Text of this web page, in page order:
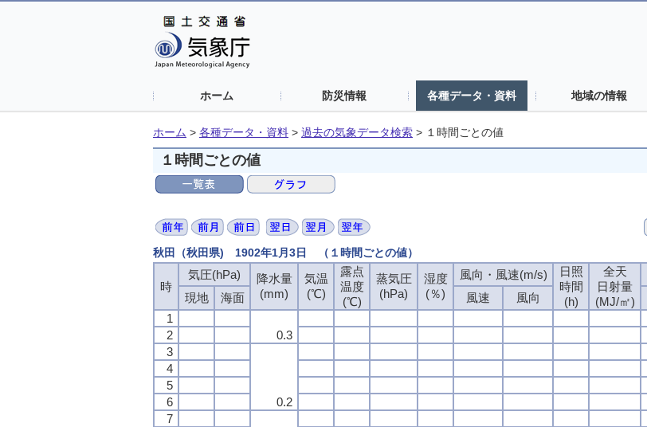
ホーム 防災情報 各種データ・資料 地域の情報
ホーム > 各種データ・資料 > 過去の気象データ検索 > １時間ごとの値
１時間ごとの値
秋田（秋田県) 1902年1月3日 （１時間ごとの値）
時
気圧(hPa)
降水量
(mm)
気温
(℃)
露点
温度
(℃)
蒸気圧
(hPa)
湿度
(％)
風向・風速(m/s)
日照
時間
(h)
全天
日射量
(MJ/㎡)
現地 海面 風速 風向
1
0.3
2
3
0.2
4
5
6
7
時
気圧(hPa)
降水量
(mm)
気温
(℃)
露点
温度
(℃)
蒸気圧
(hPa)
湿度
(％)
風向・風速(m/s)
日照
時間
(h)
全天
日射量
(MJ/㎡)
現地 海面 風速 風向
1
0.3
2
3
0.2
4
5
6
7
時
気圧(hPa)
降水量
(mm)
気温
(℃)
露点
温度
(℃)
蒸気圧
(hPa)
湿度
(％)
風向・風速(m/s)
日照
時間
(h)
全天
日射量
(MJ/㎡)
現地 海面 風速 風向
1
0.3
2
3
0.2
4
5
6
7
時
気圧(hPa)
降水量
(mm)
気温
(℃)
露点
温度
(℃)
蒸気圧
(hPa)
湿度
(％)
風向・風速(m/s)
日照
時間
(h)
全天
日射量
(MJ/㎡)
現地 海面 風速 風向
1
0.3
2
3
0.2
4
5
6
7